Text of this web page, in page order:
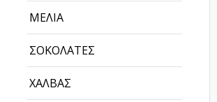
ΜΕΛΙΑ
ΣΟΚΟΛΑΤΕΣ
ΧΑΛΒΑΣ